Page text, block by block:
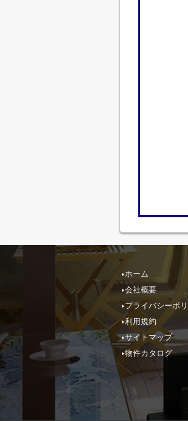
ホーム
会社概要
プライバシーポ
利用規約
サイトマップ
物件カタログ